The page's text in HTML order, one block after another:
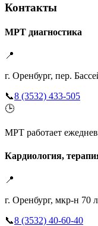
Контакты
МРТ диагностика
📍
г. Оренбург, пер.
📞8 (3532) 433-505
🕒
МРТ работает
Кардиология,
📍
г. Оренбург, мкр-н
📞8 (3532) 40-60-40